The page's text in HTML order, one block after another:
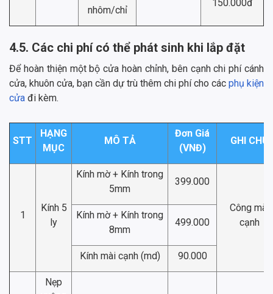
nhôm/chỉ
150.000đ
4.5. Các chi phí có thể phát sinh khi lắp đặt
Để hoàn thiện một bộ cửa hoàn chỉnh, bên cạnh chi phí cánh
cửa, khuôn cửa, bạn cần dự trù thêm chi phí cho các phụ kiện
cửa đi kèm.
STT
HẠNG
MỤC
MÔ TẢ
Đơn Giá
(VNĐ)
GHI CHÚ
1
Kính 5
ly
Kính mờ + Kính trong
5mm
399.000
Công mài
cạnh
Kính mờ + Kính trong
8mm
499.000
Kính mài cạnh (md) 90.000
Nẹp